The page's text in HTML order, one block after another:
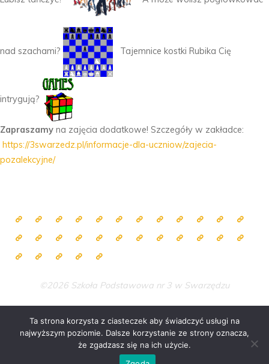
nad szachami? Tajemnice kostki Rubika Cię
intrygują?
Zapraszamy na zajęcia dodatkowe! Szczegóły w zakładce:
https://3swarzedz.pl/informacje-dla-uczniow/zajecia-
pozalekcyjne/
©2026 Szkoła Podstawowa nr 3 w Swarzędzu
Zasilane przezBravada& WordPress .
Ta strona korzysta z ciasteczek aby świadczyć usługi na
najwyższym poziomie. Dalsze korzystanie ze strony oznacza,
że zgadzasz się na ich użycie.